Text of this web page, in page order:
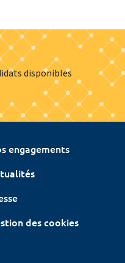
disponibles
engagements
des cookies